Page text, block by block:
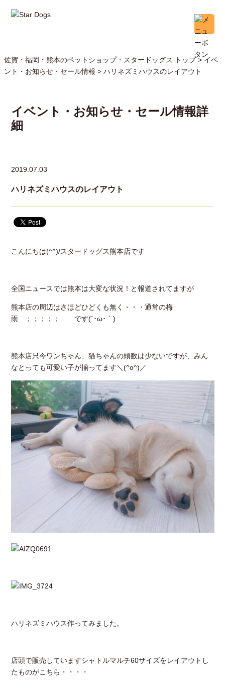
佐賀・福岡・熊本のペットショップ・スタードッグス トップ >イベ
ント・お知らせ・セール情報 > ハリネズミハウスのレイアウト
イベント・お知らせ・セール情報詳
細
2019.07.03
ハリネズミハウスのレイアウト
こんにちは(^^)/スタードッグス熊本店です
全国ニュースでは熊本は大変な状況！と報道されてますが
熊本店の周辺はさほどひどくも無く・・・通常の梅
雨 ；；；；； です(´･ω･｀)
熊本店只今ワンちゃん、猫ちゃんの頭数は少ないですが、みん
なとっても可愛い子が揃ってます＼(^o^)／
ハリネズミハウス作ってみました。
店頭で販売していますシャトルマルチ60サイズをレイアウトし
たものがこちら・・・・